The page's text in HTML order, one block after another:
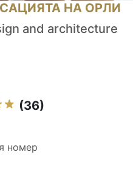
НА ОРЛИ
and architecture
(36)
номер